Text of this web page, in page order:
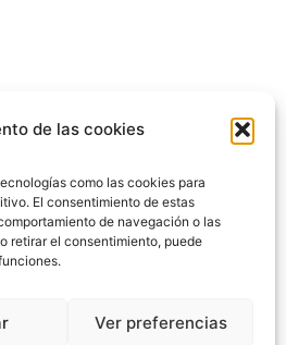
de las cookies
como las cookies para
El consentimiento de estas
de navegación o las
retirar el consentimiento, puede
Ver preferencias